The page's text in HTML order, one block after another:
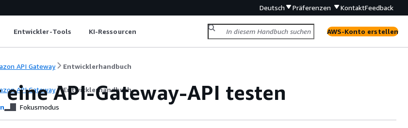
Deutsch Präferenzen KontaktFeedback
Entwickler-Tools KI-Ressourcen AWS-Konto erstellen
API Gateway Entwicklerhandbuch
API Gateway Entwicklerhandbuch
eine API-Gateway-API testen
Fokusmodus